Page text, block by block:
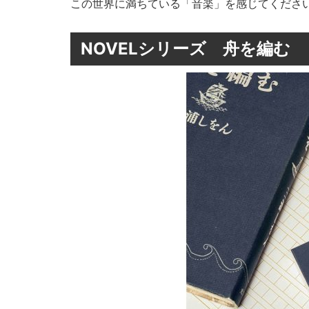
この世界に満ちている「音楽」を感じてくださ
NOVELシリーズ 舟を編む